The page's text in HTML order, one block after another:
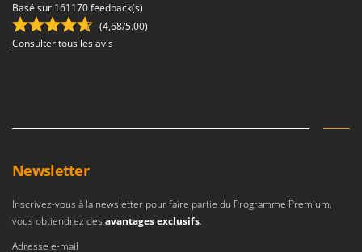
Basé sur 161170 feedback(s)
(4,68/5.00)
Consulter tous les avis
Newsletter
Inscrivez-vous à la newsletter pour faire partie du Programme Premium,
vous obtiendrez des avantages exclusifs.
Adresse e-mail